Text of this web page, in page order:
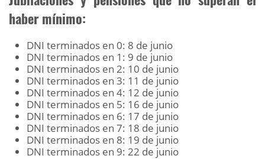
haber mínimo:
DNI terminados en 0: 8 de junio
DNI terminados en 1: 9 de junio
DNI terminados en 2: 10 de junio
DNI terminados en 3: 11 de junio
DNI terminados en 4: 12 de junio
DNI terminados en 5: 16 de junio
DNI terminados en 6: 17 de junio
DNI terminados en 7: 18 de junio
DNI terminados en 8: 19 de junio
DNI terminados en 9: 22 de junio